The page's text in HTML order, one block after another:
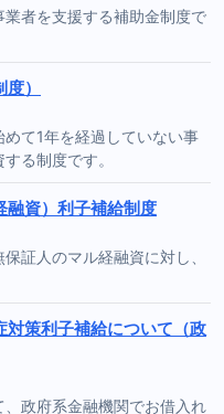
者を支援する補助金制度で
）
て1年を経過していない事
る制度です。
融資）利子補給制度
証人のマル経融資に対し、
策利子補給について（政
政府系金融機関でお借入れ